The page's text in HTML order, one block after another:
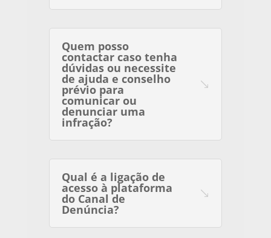
Quem posso
contactar caso tenha
dúvidas ou necessite
de ajuda e conselho
prévio para
comunicar ou
denunciar uma
infração?
Qual é a ligação de
acesso à plataforma
do Canal de
Denúncia?